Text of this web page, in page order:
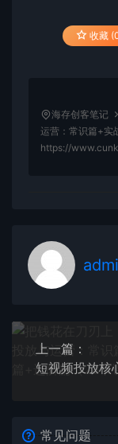
收藏
海存创客笔记
运营：常识篇+实
https://
上一篇：
常见问题